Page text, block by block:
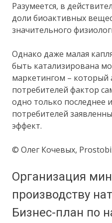
Разумеется, в
доли биоактивных
значительного
Однако даже малая
быть катализирована
маркетингом – который
потребителей фактор
одно только последнее
потребителей
эффект.
© Олег Кочевых,
Организация
производству
Бизнес-план по